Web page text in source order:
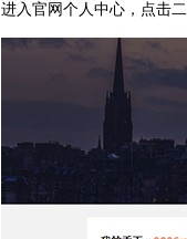
进入官网个人中心，点击